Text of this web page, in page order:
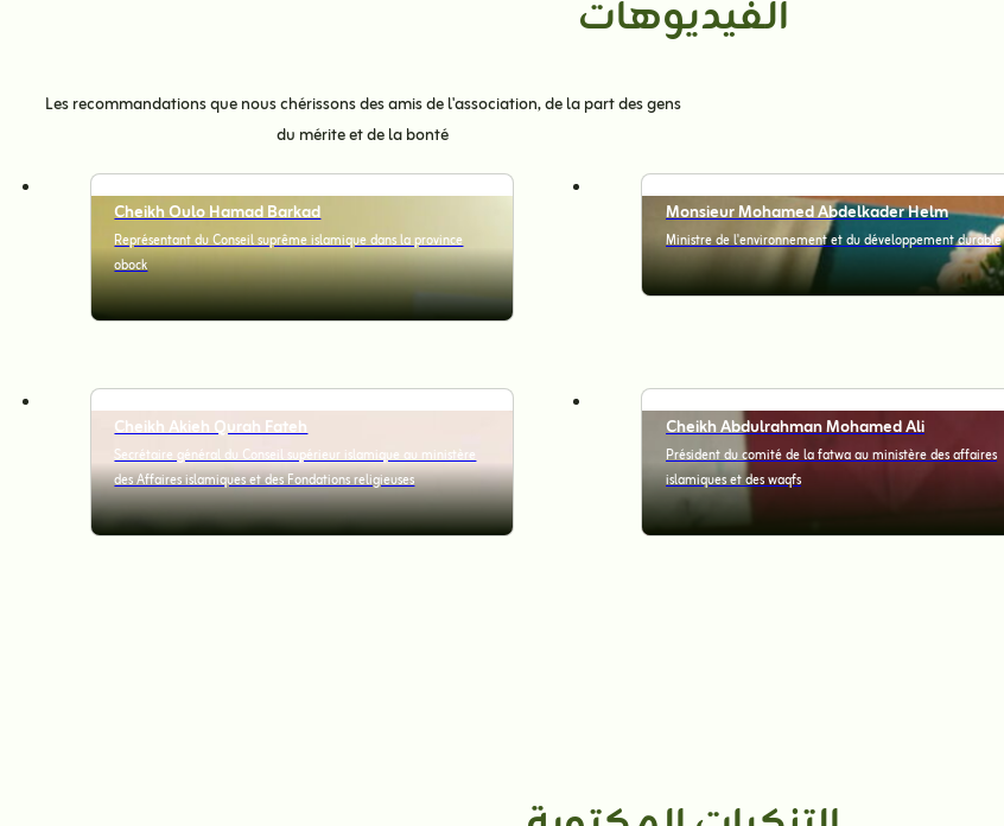
الفيديوهات
Les recommandations que nous chérissons des amis de l'association, de la part des gens
du mérite et de la bonté
Cheikh Oulo Hamad Barkad
Représentant du Conseil suprême islamique dans la province
obock
Monsieur Mohamed Abdelkader Helm
Ministre de l'environnement et du développement durable
Cheikh Akieh Qurah Fateh
Secrétaire général du Conseil supérieur islamique au ministère
des Affaires islamiques et des Fondations religieuses
Cheikh Abdulrahman Mohamed Ali
Président du comité de la fatwa au ministère des affaires
islamiques et des waqfs